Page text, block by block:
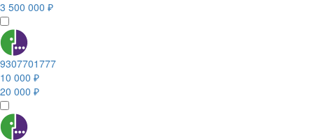
3 500 000 ₽
9307701777
10 000 ₽
20 000 ₽